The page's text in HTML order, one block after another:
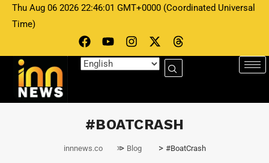
Thu Aug 06 2026 22:46:01 GMT+0000 (Coordinated Universal
Time)
#BOATCRASH
innnews.co > Blog > #BoatCrash